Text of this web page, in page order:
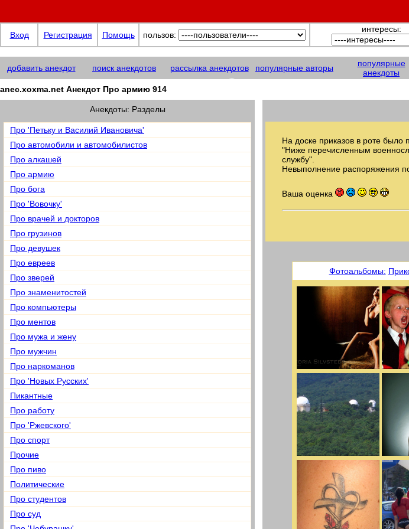
anec.xoxma@net
Вход Регистрация Помощь пользов:
интересы:
добавить анекдот поиск анекдотов рассылка анекдотов популярные авторы
популярные
анекдоты
anec.xoxma.net Анекдот Про армию 914
Анекдоты: Разделы
Про 'Петьку и Василий Ивановича'
Про автомобили и автомобилистов
Про алкашей
Про армию
Про бога
Про 'Вовочку'
Про врачей и докторов
Про грузинов
Про девушек
Про евреев
Про зверей
Про знаменитостей
Про компьютеры
Про ментов
Про мужа и жену
Про мужчин
Про наркоманов
Про 'Новых Русских'
Пикантные
Про работу
Про 'Ржевского'
Про спорт
Прочие
Про пиво
Политические
Про студентов
Про суд
На доске приказов в роте
"Ниже перечисленным
службу".
Невыполнение распоряжения
Ваша оценка
Фотоальбомы: